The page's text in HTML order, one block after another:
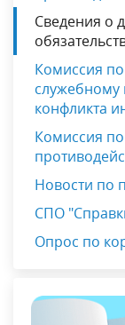
Сведения о
Комиссия
служебному
конфликта
Комиссия
Новости по
СПО
Опрос по